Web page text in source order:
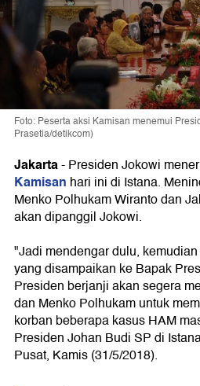
Foto: Peserta aksi Kamisan menemui
Prasetia/detikcom)
Jakarta-Presiden Jokowi
Kamisan hari ini di Istana.
Menko Polhukam Wiranto dan
akan dipanggil Jokowi.
"Jadi mendengar dulu,
yang disampaikan ke Bapak
Presiden berjanji akan segera
dan Menko Polhukam untuk
korban beberapa kasus HAM
Presiden Johan Budi SP di
Pusat, Kamis (31/5/2018).